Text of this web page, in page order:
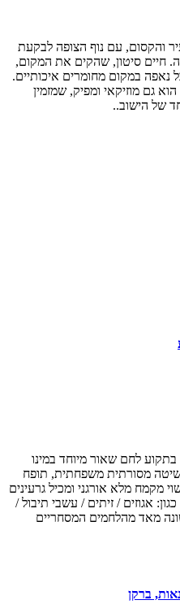
והקסום, עם נוף הצופה לבקעת
חיים סיטון, שהקים את המקום,
נאפה במקום מחומרים איכותיים.
גם מוזיקאי ומפיק, שמזמין
של הישוב..
לחם שאור מיוחד במינו
מסורתית משפחתית, תופח
מלא אורגני ומכיל גרעינים
אגוזים / זיתים / עשבי תיבול /
מאד מהלחמים המסחריים
ברקן